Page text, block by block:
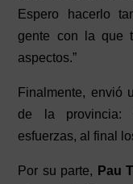
Espero hacerlo
gente con la que
aspectos.”
Finalmente, envió
de la provincia:
esfuerzas, al final
Por su parte, Pau